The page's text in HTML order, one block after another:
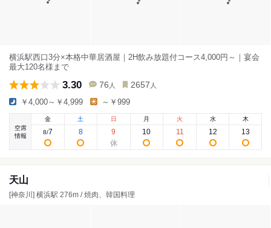
横浜駅西口3分×本格中華居酒屋｜2H飲み放題付コース4,000円～｜宴会
最大120名様まで
3.30 76 人 2657 人
￥4,000～￥4,999 ～￥999
空席
情報
金
8/7
土
8
日
9
月
10
火
11
水
12
木
13
天山
[神奈川] 横浜駅 276m / 焼肉、韓国料理